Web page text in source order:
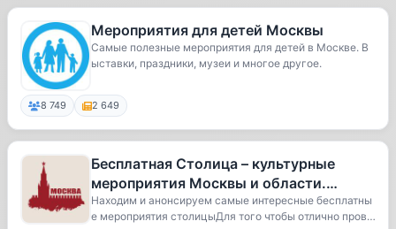
Мероприятия для детей Москвы
Самые полезные мероприятия для детей в Москве. В
ыставки, праздники, музеи и многое другое.
8 749 2 649
Бесплатная Столица – культурные
мероприятия Москвы и области.
Афиша концерты выставки спектакли
мюзи
Находим и анонсируем самые интересные бесплатны
е мероприятия столицыДля того чтобы отлично прове